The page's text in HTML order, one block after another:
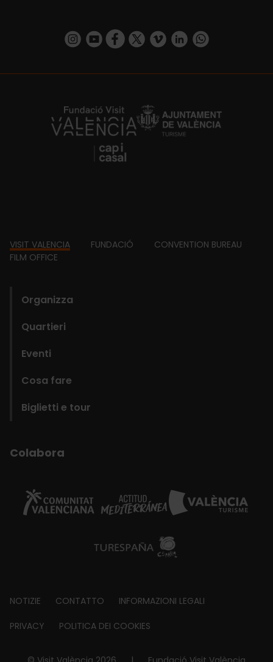
https://www.instagram.com/visit_valencia/
https://www.youtube.com/user/
https://www.facebook.com/
https://twitter.com/VisitaValencia
https://vimeo.com/
https://www.linkedin.com/company/turismo-valencia/https://api.whatsapp.com/send/
https://fundacion.visitvalencia.com/
Footer
VISIT VALENCIA FUNDACIÓ
CONVENTION BUREAU
FILM OFFICE
Organizza
Quartieri
Eventi
Cosa fare
Biglietti e tour
Colabora
Footer
about
NOTIZIE CONTATTO INFORMAZIONI LEGALI
PRIVACY POLITICA DEI COOKIES